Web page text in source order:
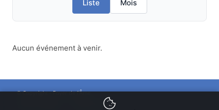
Liste Mois
Aucun événement à venir.
© Copyright - Foyer de l'Âme
Contactez-nous